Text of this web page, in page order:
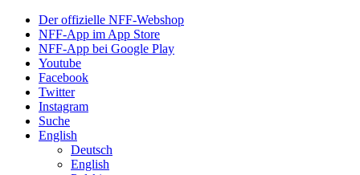
Der offizielle NFF-Webshop
NFF-App im App Store
NFF-App bei Google Play
Youtube
Facebook
Twitter
Instagram
Suche
English
Deutsch
English